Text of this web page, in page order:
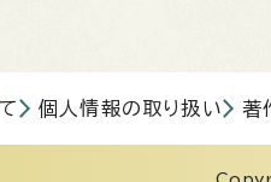
個人情報の取り扱い 著